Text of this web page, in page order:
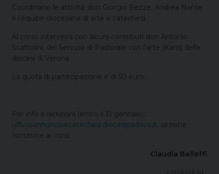
Coordinano le attività: don Giorgio Bezze, Andrea Nante
e l’équipe diocesana di arte e catechesi.
Al corso interverrà con alcuni contributi don Antonio
Scattolini, del Servizio di Pastorale con l’arte (Karis) della
diocesi di Verona.
La quota di partecipazione è di 50 euro.
Per info e iscrizioni (entro il 31 gennaio):
ufficioannuncioecatechesi.diocesipadova.it , sezione
Iscrizione ai corsi.
Claudia Belleffi
condividi su